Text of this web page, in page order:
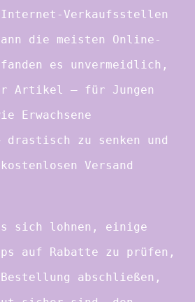
Internet-Verkaufsstellen
die meisten Online-
fanden es unvermeidlich,
Artikel – für Jungen
Erwachsene
drastisch zu senken und
Versand
sich lohnen, einige
auf Rabatte zu prüfen,
abschließen,